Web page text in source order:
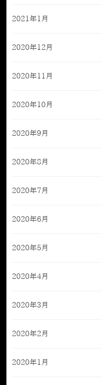
2021年1月
2020年12月
2020年11月
2020年10月
2020年9月
2020年8月
2020年7月
2020年6月
2020年5月
2020年4月
2020年3月
2020年2月
2020年1月